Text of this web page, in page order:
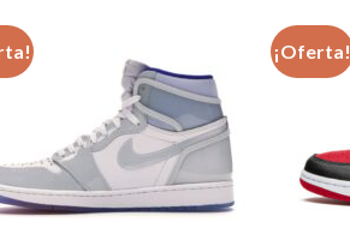
Añadir
a la
lista de
deseos
¡Oferta!